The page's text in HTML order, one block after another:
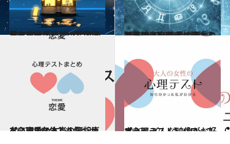
2020.7.4
星で人生が変わった作家と占星術師の 幸せになる星占いの「正しい活用法」
ライフスタイル 2020.5.27
【星読み】歴史が物語る驚きの出来事 星の変わりめで2020年後半の予兆も
ライフスタイル
2020.8.14
【心理テスト】人気記事ベスト5 自分でも気づかない恋愛の本当の姿
占い 2020.5.27
【心理テスト】パワースポット どんな映像がお好き？
占い